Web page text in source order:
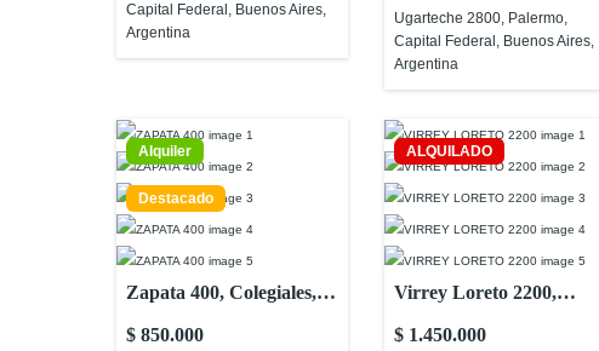
Capital Federal, Buenos Aires,
Argentina
Ugarteche 2800, Palermo,
Capital Federal, Buenos Aires,
Argentina
Alquiler
Destacado
Zapata 400, Colegiales,
$ 850.000
ALQUILADO
Virrey Loreto 2200,
$ 1.450.000